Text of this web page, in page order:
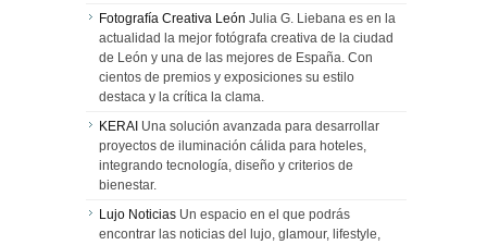
Fotografía Creativa León Julia G. Liebana es en la
actualidad la mejor fotógrafa creativa de la ciudad
de León y una de las mejores de España. Con
cientos de premios y exposiciones su estilo
destaca y la crítica la clama.
KERAI Una solución avanzada para desarrollar
proyectos de iluminación cálida para hoteles,
integrando tecnología, diseño y criterios de
bienestar.
Lujo Noticias Un espacio en el que podrás
encontrar las noticias del lujo, glamour, lifestyle,